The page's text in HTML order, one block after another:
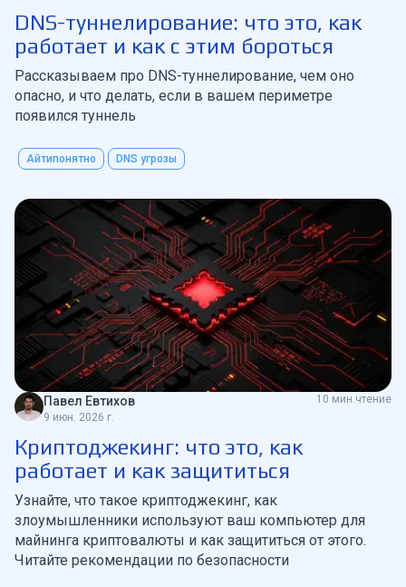
DNS-туннелирование: что это, как
работает и как с этим бороться
Рассказываем про DNS-туннелирование, чем оно
опасно, и что делать, если в вашем периметре
появился туннель
Айтипонятно DNS угрозы
Павел Евтихов
9 июн. 2026 г.
10 мин.чтение
Криптоджекинг: что это, как
работает и как защититься
Узнайте, что такое криптоджекинг, как
злоумышленники используют ваш компьютер для
майнинга криптовалюты и как защититься от этого.
Читайте рекомендации по безопасности